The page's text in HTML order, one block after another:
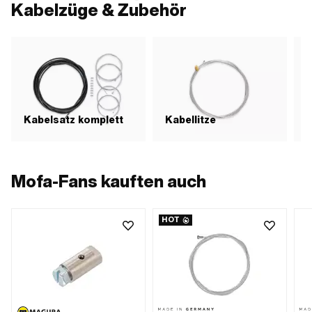
Antrieb: Schlitz
Kabelzüge & Zubehör
Kabelsatz komplett Kabellitze
Mofa-Fans kauften auch
HOT